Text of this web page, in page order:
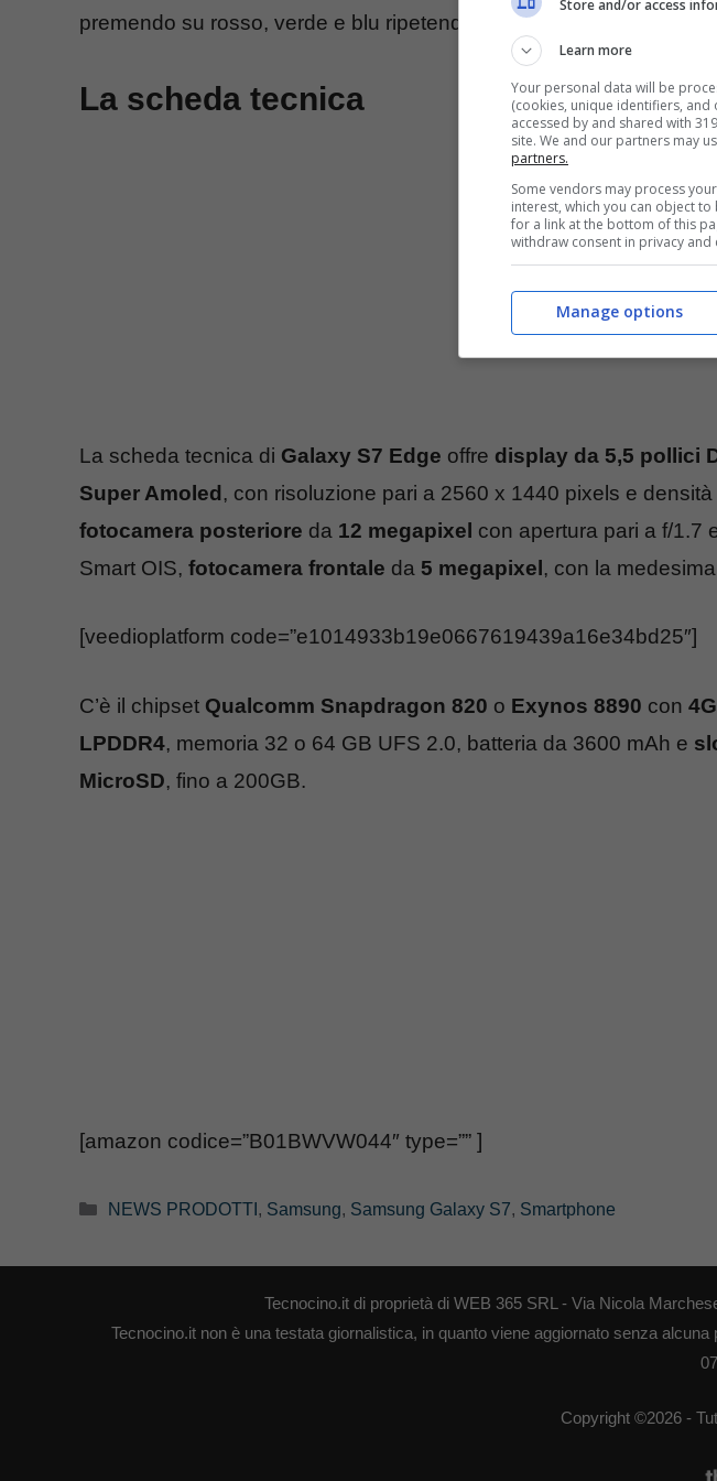
premendo su rosso, verde e blu ripetendo un paio di altre volte. Vi
La scheda tecnica
La scheda tecnica di Galaxy S7 Edge offre display da 5,5 pollici
Super Amoled, con risoluzione pari a 2560 x 1440 pixels e
fotocamera posteriore da 12 megapixel con apertura pari a f/1.7
Smart OIS, fotocamera frontale da 5 megapixel, con la
[veedioplatform code=”e1014933b19e0667619439a16e34bd25″]
C’è il chipset Qualcomm Snapdragon 820 o Exynos 8890 con
LPDDR4, memoria 32 o 64 GB UFS 2.0, batteria da 3600 mAh e
MicroSD, fino a 200GB.
[amazon codice=”B01BWVW044″ type=”” ]
Categorie
NEWS PRODOTTI , Samsung, Samsung Galaxy S7, Smartphone
Tecnocino.it di proprietà di WEB 365 SRL - Via Nicola
Tecnocino.it non è una testata giornalistica, in quanto viene aggiornato senza
Copyright ©2026 -
Store and/or access
Learn more
Your personal data will be
(cookies, unique identifiers,
accessed by and shared with
site. We and our partners may
partners.
Some vendors may process
interest, which you can object
for a link at the bottom of this
withdraw consent in privacy and
Manage options